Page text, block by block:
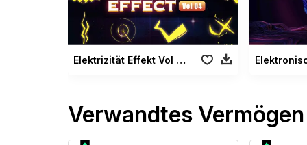
Elektrizität Effekt Vol 04
Verwandtes Vermögen